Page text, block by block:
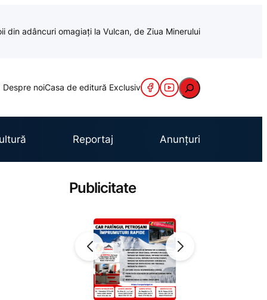
din adâncuri omagiați la Vulcan, de Ziua Minerului
Despre noiCasa de editură Exclusiv Caută
Reportaj Anunțuri
Publicitate